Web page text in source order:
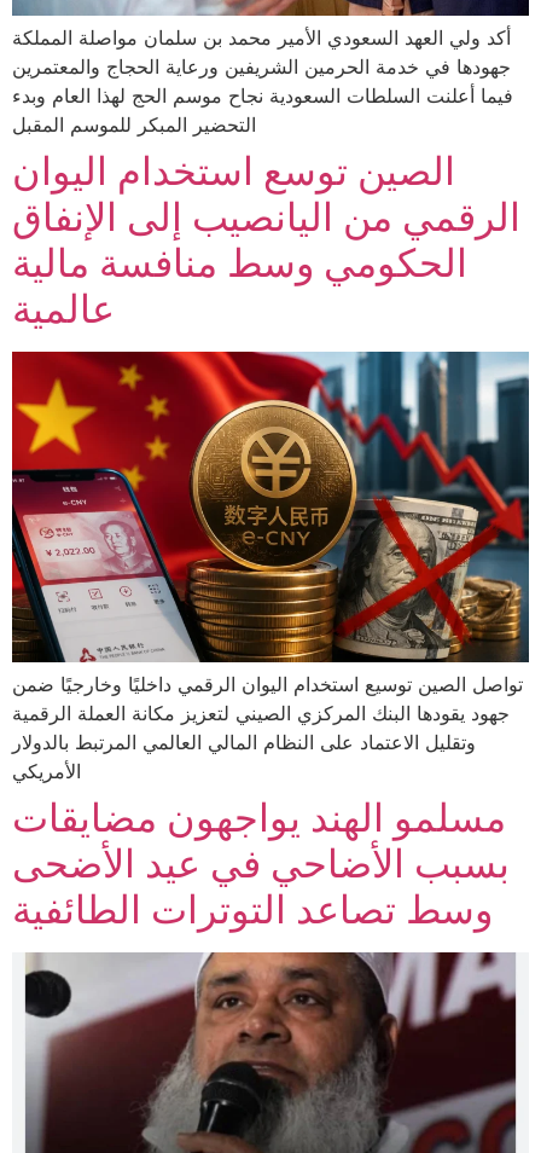
أكد ولي العهد السعودي الأمير محمد بن سلمان مواصلة المملكة
جهودها في خدمة الحرمين الشريفين ورعاية الحجاج والمعتمرين
فيما أعلنت السلطات السعودية نجاح موسم الحج لهذا العام وبدء
التحضير المبكر للموسم المقبل
الصين توسع استخدام اليوان
الرقمي من اليانصيب إلى الإنفاق
الحكومي وسط منافسة مالية
عالمية
تواصل الصين توسيع استخدام اليوان الرقمي داخليًا وخارجيًا ضمن
جهود يقودها البنك المركزي الصيني لتعزيز مكانة العملة الرقمية
وتقليل الاعتماد على النظام المالي العالمي المرتبط بالدولار
الأمريكي
مسلمو الهند يواجهون مضايقات
بسبب الأضاحي في عيد الأضحى
وسط تصاعد التوترات الطائفية